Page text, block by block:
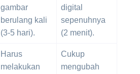
gambar
berulang kali
(3-5 hari).
digital
sepenuhnya
(2 menit).
Harus
melakukan
Cukup
mengubah